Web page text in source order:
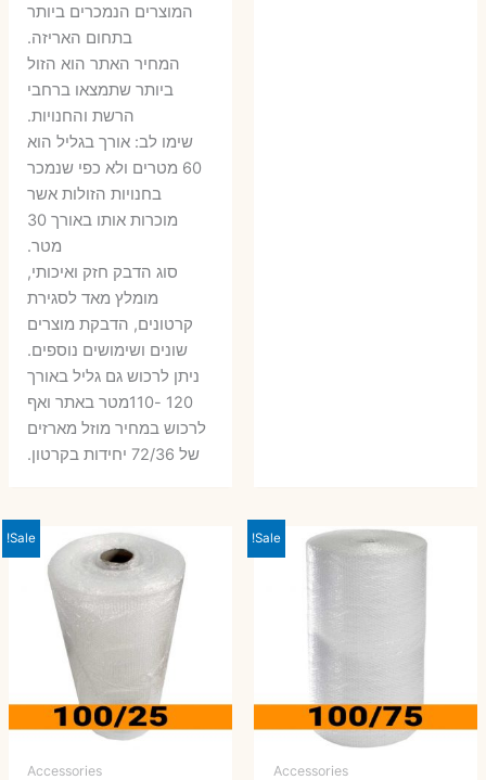
היה:
9 ₪.
6 ₪.
המוצרים הנמכרים ביותר
בתחום האריזה.
המחיר האתר הוא הזול
ביותר שתמצאו ברחבי
הרשת והחנויות.
שימו לב: אורך בגליל הוא
60 מטרים ולא כפי שנמכר
בחנויות הזולות אשר
מוכרות אותו באורך 30
מטר.
סוג הדבק חזק ואיכותי,
מומלץ מאד לסגירת
קרטונים, הדבקת מוצרים
שונים ושימושים נוספים.
ניתן לרכוש גם גליל באורך
120 -110מטר באתר ואף
לרכוש במחיר מוזל מארזים
של 72/36 יחידות בקרטון.
Sale!
Accessories
Sale!
Accessories